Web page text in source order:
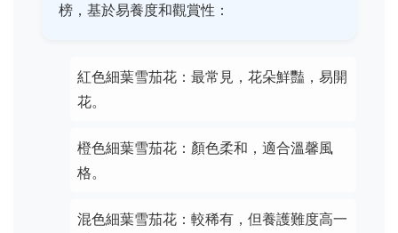
榜，基於易養度和觀賞性：
紅色細葉雪茄花：最常見，花朵鮮豔，易開
花。
橙色細葉雪茄花：顏色柔和，適合溫馨風
格。
混色細葉雪茄花：較稀有，但養護難度高一